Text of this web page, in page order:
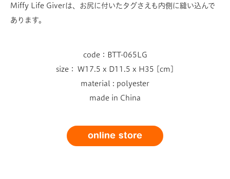
Miffy Life Giverは、お尻に付いたタグさえも内側に縫い込んで
あります。
code：BTT-065LG
size： W17.5 x D11.5 x H35 [cm]
material : polyester
made in China
online store